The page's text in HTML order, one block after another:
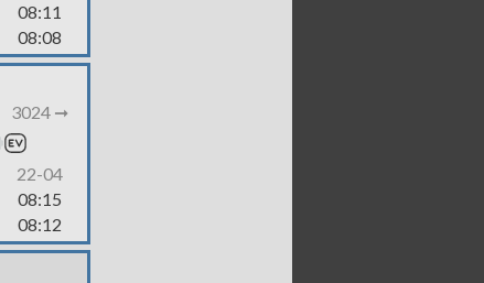
08:11
08:08
3024 ➞
22-04
08:15
08:12